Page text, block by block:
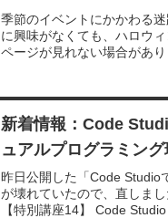
季節のイベントにかかわる
に興味がなくても、ハロウ
ページが見れない場合があ
新着情報：Code
ュアルプログラミン
昨日公開した「Code Studio
が壊れていたので、直しま
【特別講座14】 Code Studio